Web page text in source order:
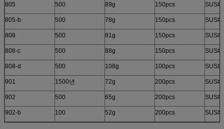
805 500 89g 150pcs
805-b 500 78g 150pcs
808 500 81g 150pcs
808-c 500 88g 150pcs
808-d 500 108g 100pcs
901 1500년 72g 200pcs
902 500 65g 200pcs
902-b 100 52g 200pcs